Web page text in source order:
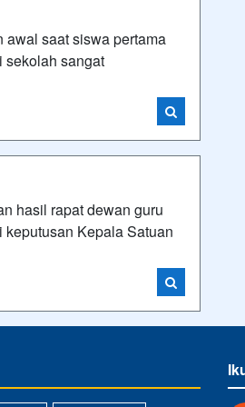
saat siswa pertama
sekolah sangat
hasil rapat dewan guru
Kepala Satuan